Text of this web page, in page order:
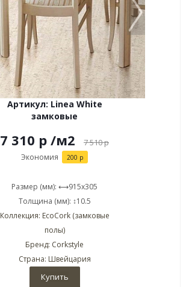
Артикул: Linea White
замковые
7 310 р /м2 7 510р
Экономия 200 р
Размер (мм): ⟷915x305
Толщина (мм): ↕10.5
Коллекция: EcoCork (замковые
полы)
Бренд: Corkstyle
Страна: Швейцария
Купить